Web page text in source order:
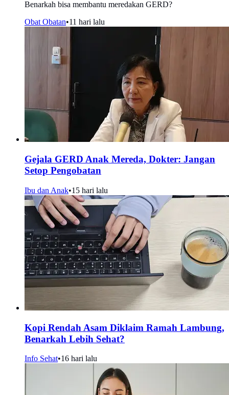
Benarkah bisa membantu meredakan GERD?
Obat Obatan•11 hari lalu
Gejala GERD Anak Mereda, Dokter: Jangan
Setop Pengobatan
Ibu dan Anak•15 hari lalu
Kopi Rendah Asam Diklaim Ramah Lambung,
Benarkah Lebih Sehat?
Info Sehat•16 hari lalu